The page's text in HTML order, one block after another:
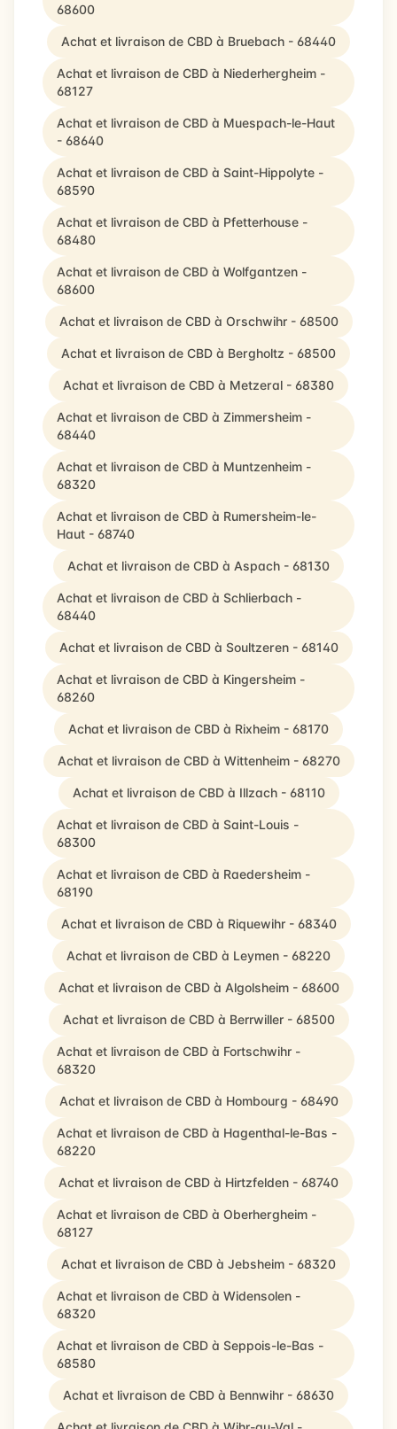
68600
Achat et livraison de CBD à Bruebach - 68440
Achat et livraison de CBD à Niederhergheim -
68127
Achat et livraison de CBD à Muespach-le-Haut
- 68640
Achat et livraison de CBD à Saint-Hippolyte -
68590
Achat et livraison de CBD à Pfetterhouse -
68480
Achat et livraison de CBD à Wolfgantzen -
68600
Achat et livraison de CBD à Orschwihr - 68500
Achat et livraison de CBD à Bergholtz - 68500
Achat et livraison de CBD à Metzeral - 68380
Achat et livraison de CBD à Zimmersheim -
68440
Achat et livraison de CBD à Muntzenheim -
68320
Achat et livraison de CBD à Rumersheim-le-
Haut - 68740
Achat et livraison de CBD à Aspach - 68130
Achat et livraison de CBD à Schlierbach -
68440
Achat et livraison de CBD à Soultzeren - 68140
Achat et livraison de CBD à Kingersheim -
68260
Achat et livraison de CBD à Rixheim - 68170
Achat et livraison de CBD à Wittenheim - 68270
Achat et livraison de CBD à Illzach - 68110
Achat et livraison de CBD à Saint-Louis -
68300
Achat et livraison de CBD à Raedersheim -
68190
Achat et livraison de CBD à Riquewihr - 68340
Achat et livraison de CBD à Leymen - 68220
Achat et livraison de CBD à Algolsheim - 68600
Achat et livraison de CBD à Berrwiller - 68500
Achat et livraison de CBD à Fortschwihr -
68320
Achat et livraison de CBD à Hombourg - 68490
Achat et livraison de CBD à Hagenthal-le-Bas -
68220
Achat et livraison de CBD à Hirtzfelden - 68740
Achat et livraison de CBD à Oberhergheim -
68127
Achat et livraison de CBD à Jebsheim - 68320
Achat et livraison de CBD à Widensolen -
68320
Achat et livraison de CBD à Seppois-le-Bas -
68580
Achat et livraison de CBD à Bennwihr - 68630